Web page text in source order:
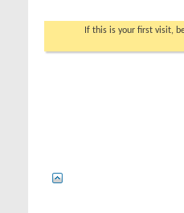
If this is your first visit,